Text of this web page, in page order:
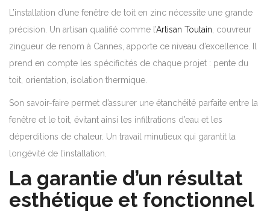
L’installation d’une fenêtre de toit en zinc nécessite une grande
précision. Un artisan qualifié comme l’Artisan Toutain, couvreur
zingueur de renom à Cannes, apporte ce niveau d’excellence. Il
prend en compte les spécificités de chaque projet : pente du
toit, orientation, isolation thermique.
Son savoir-faire permet d’assurer une étanchéité parfaite entre la
fenêtre et le toit, évitant ainsi les infiltrations d’eau et les
déperditions de chaleur. Un travail minutieux qui garantit la
longévité de l’installation.
La garantie d’un résultat
esthétique et fonctionnel